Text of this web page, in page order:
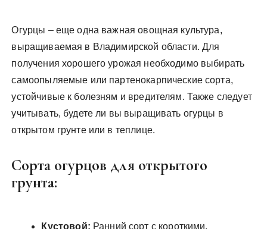
Огурцы – еще одна важная овощная культура,
выращиваемая в Владимирской области. Для
получения хорошего урожая необходимо выбирать
самоопыляемые или партенокарпические сорта,
устойчивые к болезням и вредителям. Также следует
учитывать, будете ли вы выращивать огурцы в
открытом грунте или в теплице.
Сорта огурцов для открытого
грунта:
Кустовой: Ранний сорт с короткими,